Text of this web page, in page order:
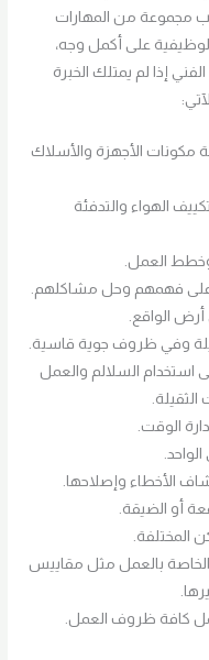
مجموعة من المهارات
على أكمل وجه،
إذا لم يمتلك الخبرة
مكونات الأجهزة والأسلاك
الهواء والتدفئة
العمل.
على فهمهم وحل مشاكلهم.
أرض الواقع.
وفي ظروف جوية قاسية.
استخدام السلالم والعمل
الوقت.
الأخطاء وإصلاحها.
أو الضيقة.
المختلفة.
الخاصة بالعمل مثل مقاييس
كافة ظروف العمل.